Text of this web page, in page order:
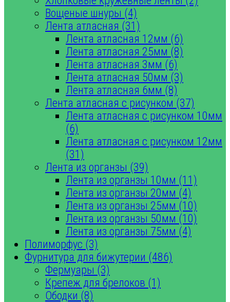
Вощеные шнуры (4)
Лента атласная (31)
Лента атласная 12мм (6)
Лента атласная 25мм (8)
Лента атласная 3мм (6)
Лента атласная 50мм (3)
Лента атласная 6мм (8)
Лента атласная с рисунком (37)
Лента атласная с рисунком 10мм
(6)
Лента атласная с рисунком 12мм
(31)
Лента из органзы (39)
Лента из органзы 10мм (11)
Лента из органзы 20мм (4)
Лента из органзы 25мм (10)
Лента из органзы 50мм (10)
Лента из органзы 75мм (4)
Полиморфус (3)
Фурнитура для бижутерии (486)
Фермуары (3)
Крепеж для брелоков (1)
Ободки (8)